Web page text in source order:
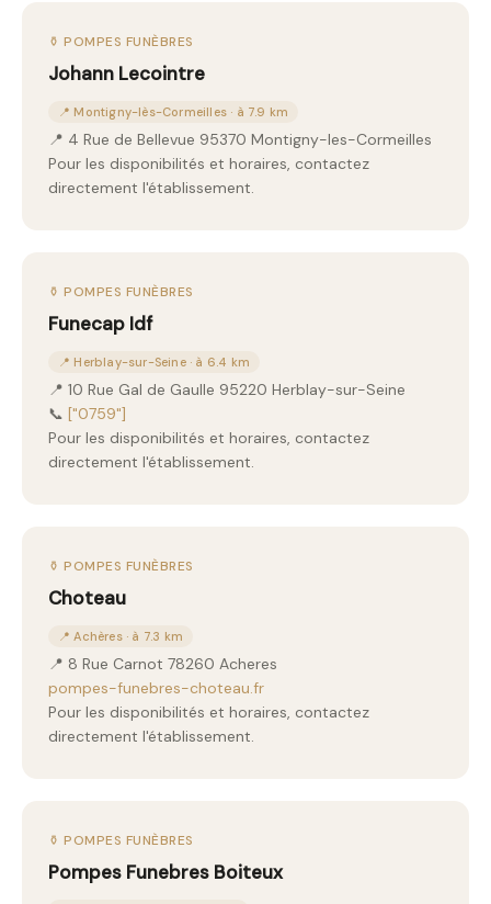
⚱️ POMPES FUNÈBRES
Johann Lecointre
📍 Montigny-lès-Cormeilles · à 7.9 km
📍 4 Rue de Bellevue 95370 Montigny-les-Cormeilles
Pour les disponibilités et horaires, contactez
directement l'établissement.
⚱️ POMPES FUNÈBRES
Funecap Idf
📍 Herblay-sur-Seine · à 6.4 km
📍 10 Rue Gal de Gaulle 95220 Herblay-sur-Seine
📞 ["0759"]
Pour les disponibilités et horaires, contactez
directement l'établissement.
⚱️ POMPES FUNÈBRES
Choteau
📍 Achères · à 7.3 km
📍 8 Rue Carnot 78260 Acheres
pompes-funebres-choteau.fr
Pour les disponibilités et horaires, contactez
directement l'établissement.
⚱️ POMPES FUNÈBRES
Pompes Funebres Boiteux